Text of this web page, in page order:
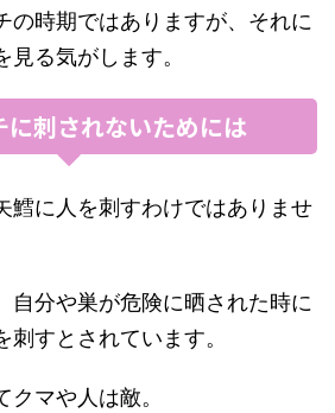
の時期ではありますが、それに
見る気がします。
に刺されないためには
鱈に人を刺すわけではありませ
自分や巣が危険に晒された時に
すとされています。
クマや人は敵。